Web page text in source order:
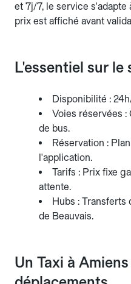
et 7j/7, le service s'adapte
prix est affiché avant
L'essentiel sur le
Disponibilité :
Voies réservées :
de bus.
Réservation :
l'application.
Tarifs : Prix fixe
attente.
Hubs :
de Beauvais.
Un Taxi à